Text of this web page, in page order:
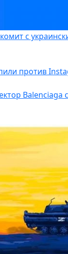
с
против
Balenciaga